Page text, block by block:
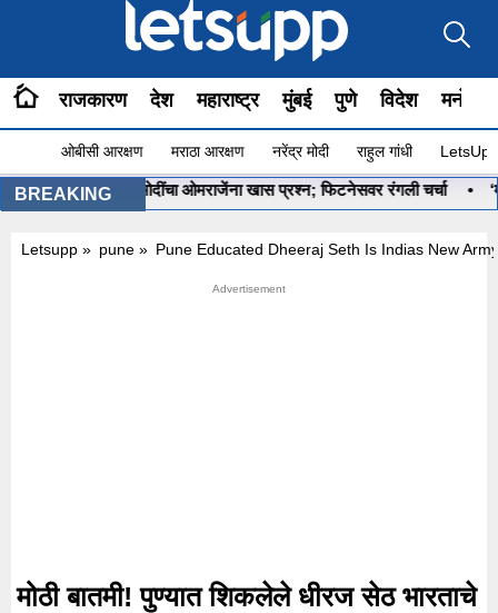
राजकारण देश महाराष्ट्र मुंबई पुणे विदेश
ओबीसी आरक्षण मराठा आरक्षण नरेंद्र मोदी राहुल गांधी
BREAKING
आहे ना?”, PM मोदींचा ओमराजेंना खास प्रश्न; फिटनेसवर रंगली चर्चा •
Letsupp » pune » Pune Educated Dheeraj Seth Is Indias New
मोठी बातमी! पुण्यात शिकलेले धीरज सेठ भारताचे